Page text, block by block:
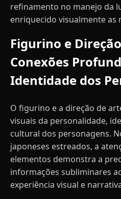
refinamento no manejo da
enriquecido visualmente as
Figurino e
Conexões
Identidade dos
O figurino e a direção de
visuais da personalidade,
cultural dos personagens.
japoneses estreados, a
elementos demonstra a
informações subliminares
experiência visual e